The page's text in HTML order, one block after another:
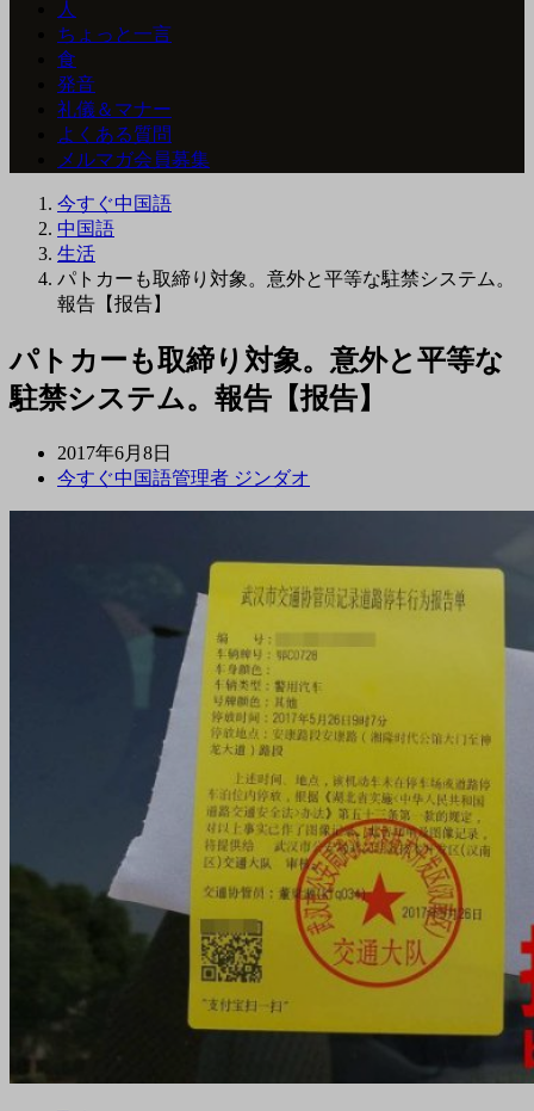
人
ちょっと一言
食
発音
礼儀＆マナー
よくある質問
メルマガ会員募集
今すぐ中国語
中国語
生活
パトカーも取締り対象。意外と平等な駐禁システム。
報告【报告】
パトカーも取締り対象。意外と平等な
駐禁システム。報告【报告】
2017年6月8日
今すぐ中国語管理者 ジンダオ